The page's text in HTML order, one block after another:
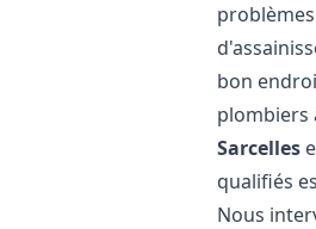
bon
plombiers
Sarcelles
qualifiés
Nous